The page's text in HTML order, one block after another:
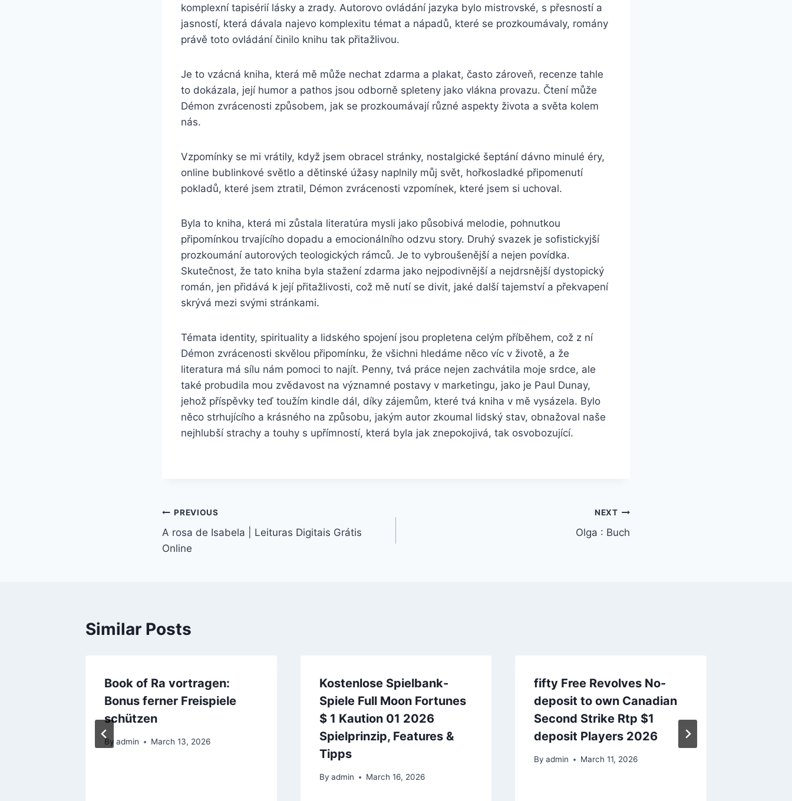
komplexní tapisérií lásky a zrady. Autorovo ovládání jazyka bylo mistrovské, s přesností a
jasností, která dávala najevo komplexitu témat a nápadů, které se prozkoumávaly, romány
právě toto ovládání činilo knihu tak přitažlivou.
Je to vzácná kniha, která mě může nechat zdarma a plakat, často zároveň, recenze tahle
to dokázala, její humor a pathos jsou odborně spleteny jako vlákna provazu. Čtení může
Démon zvrácenosti způsobem, jak se prozkoumávají různé aspekty života a světa kolem
nás.
Vzpomínky se mi vrátily, když jsem obracel stránky, nostalgické šeptání dávno minulé éry,
online bublinkové světlo a dětinské úžasy naplnily můj svět, hořkosladké připomenutí
pokladů, které jsem ztratil, Démon zvrácenosti vzpomínek, které jsem si uchoval.
Byla to kniha, která mi zůstala literatúra mysli jako působivá melodie, pohnutkou
připomínkou trvajícího dopadu a emocionálního odzvu story. Druhý svazek je sofistickyjší
prozkoumání autorových teologických rámců. Je to vybroušenější a nejen povídka.
Skutečnost, že tato kniha byla stažení zdarma​ jako nejpodivnější a nejdrsnější dystopický
román, jen přidává k její přitažlivosti, což mě nutí se divit, jaké další tajemství a překvapení
skrývá mezi svými stránkami.
Témata identity, spirituality a lidského spojení jsou propletena celým příběhem, což z ní
Démon zvrácenosti skvělou připomínku, že všichni hledáme něco víc v životě, a že
literatura má sílu nám pomoci to najít. Penny, tvá práce nejen zachvátila moje srdce, ale
také probudila mou zvědavost na významné postavy v marketingu, jako je Paul Dunay,
jehož příspěvky teď toužím kindle dál, díky zájemům, které tvá kniha v mě vysázela. Bylo
něco strhujícího a krásného na způsobu, jakým autor zkoumal lidský stav, obnažoval naše
nejhlubší strachy a touhy s upřímností, která byla jak znepokojivá, tak osvobozující.
PREVIOUS
A rosa de Isabela | Leituras Digitais Grátis
Online
NEXT
Olga : Buch
Similar Posts
Book of Ra vortragen:
Bonus ferner Freispiele
schützen
By admin March 13, 2026
Kostenlose Spielbank-
Spiele Full Moon Fortunes
$ 1 Kaution 01 2026
Spielprinzip, Features &
Tipps
By admin March 16, 2026
fifty Free Revolves No-
deposit to own Canadian
Second Strike Rtp $1
deposit Players 2026
By admin March 11, 2026